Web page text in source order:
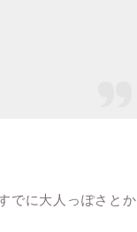
でに大人っぽさとか